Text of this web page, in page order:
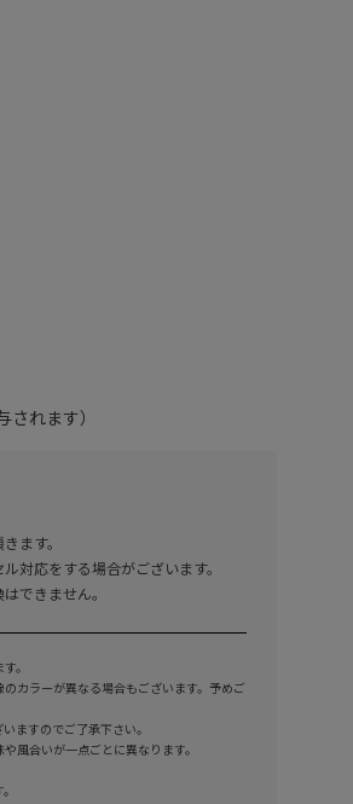
れます）
ます。
対応をする場合がございます。
できません。
。
カラーが異なる場合もございます。予めご
ますのでご了承下さい。
風合いが一点ごとに異なります。